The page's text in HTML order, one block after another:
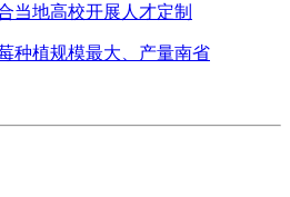
当地高校开展人才定制
种植规模最大、产量南省